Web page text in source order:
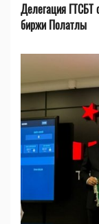
Делегация ГТСБТ
биржи Полатлы